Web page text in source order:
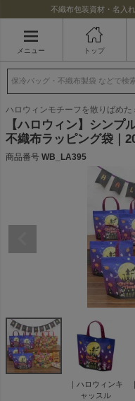
不織布包装資材・名入
メニュー トップ
ハロウィンモチーフを散りばめ
【ハロウィン】シンプ
不織布ラッピング袋｜
商品番号 WB_LA395
｜ハロウィンキ
ャッスル